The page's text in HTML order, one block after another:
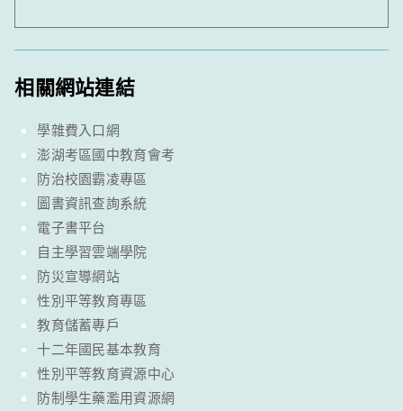
相關網站連結
學雜費入口網
澎湖考區國中教育會考
防治校園霸凌專區
圖書資訊查詢系統
電子書平台
自主學習雲端學院
防災宣導網站
性別平等教育專區
教育儲蓄專戶
十二年國民基本教育
性別平等教育資源中心
防制學生藥濫用資源網